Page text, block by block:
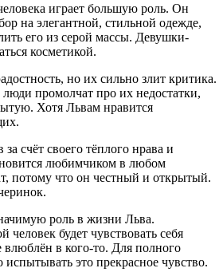
играет большую роль. Он
на элегантной, стильной одежде,
его из серой массы. Девушки-
косметикой.
но их сильно злит критика.
промолчат про их недостатки,
Хотя Львам нравится
счёт своего тёплого нрава и
любимчиком в любом
потому что он честный и открытый.
роль в жизни Льва.
человек будет чувствовать себя
влюблён в кого-то. Для полного
испытывать это прекрасное чувство.